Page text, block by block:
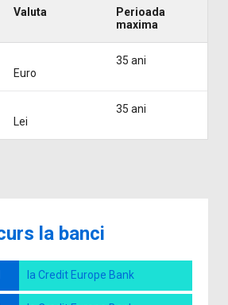
Valuta
Perioada
maxima
Euro
35 ani
Lei
35 ani
la banci
la Credit Europe Bank